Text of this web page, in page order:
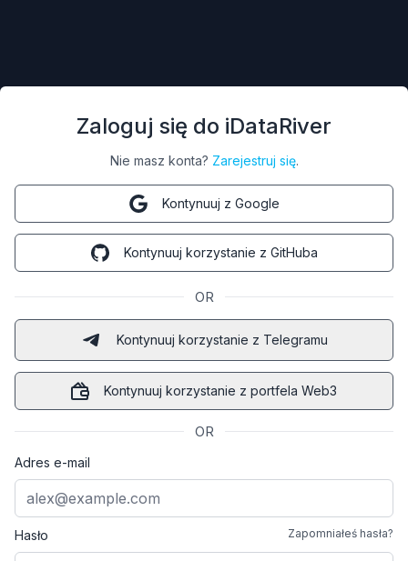
Zaloguj się do iDataRiver
Nie masz konta? Zarejestruj się.
Kontynuuj z Google
Kontynuuj korzystanie z GitHuba
OR
Kontynuuj korzystanie z Telegramu
Kontynuuj korzystanie z portfela Web3
OR
Adres e-mail
Hasło Zapomniałeś hasła?